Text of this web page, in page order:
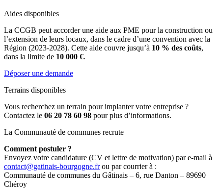
Aides disponibles
La CCGB peut accorder une aide aux PME pour la construction ou
l’extension de leurs locaux, dans le cadre d’une convention avec la
Région (2023-2028). Cette aide couvre jusqu’à 10 % des coûts,
dans la limite de 10 000 €.
Déposer une demande
Terrains disponibles
Vous recherchez un terrain pour implanter votre entreprise ?
Contactez le 06 20 78 60 98 pour plus d’informations.
La Communauté de communes recrute
Comment postuler ?
Envoyez votre candidature (CV et lettre de motivation) par e-mail à
contact@gatinais-bourgogne.frou par courrier à :
Communauté de communes du Gâtinais – 6, rue Danton – 89690
Chéroy